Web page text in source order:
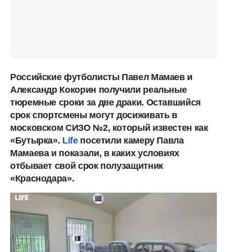
Российские футболисты Павел Мамаев и
Александр Кокорин получили реальные
тюремные сроки за две драки. Оставшийся
срок спортсмены могут досиживать в
московском СИЗО №2, который известен как
«Бутырка». Lifeпосетили камеру Павла
Мамаева и показали, в каких условиях
отбывает свой срок полузащитник
«Краснодара».